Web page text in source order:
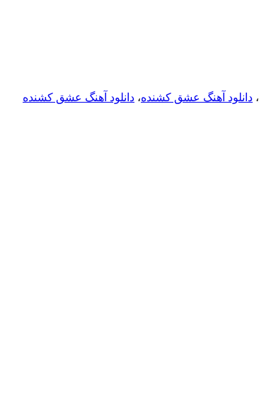
، دانلود آهنگ عشق کشنده، دانلود آهنگ عشق کشنده